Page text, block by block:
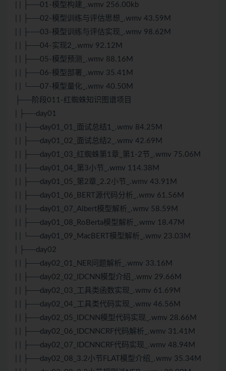
| | ├──01-模型构建_.wmv 256.00kb
| | ├──02-模型训练与评估思想_.wmv 43.59M
| | ├──03-模型训练与评估实现_.wmv 98.62M
| | ├──04-实现2_.wmv 92.12M
| | ├──05-模型预测_.wmv 88.16M
| | ├──06-模型部署_.wmv 35.41M
| | └──07-模型量化_.wmv 40.50M
├──阶段011-红蜘蛛知识图谱项目
| ├──day01
| | ├──day01_01_面试总结1_.wmv 84.25M
| | ├──day01_02_面试总结2_.wmv 42.69M
| | ├──day01_03_红蜘蛛第1章_第1-2节_.wmv 75.06M
| | ├──day01_04_第3小节_.wmv 114.38M
| | ├──day01_05_第2章_2.2小节_.wmv 43.91M
| | ├──day01_06_BERT源代码分析_.wmv 61.56M
| | ├──day01_07_Albert模型解析_.wmv 58.59M
| | ├──day01_08_RoBerta模型解析_.wmv 18.47M
| | └──day01_09_MacBERT模型解析_.wmv 23.03M
| ├──day02
| | ├──day02_01_NER问题解析_.wmv 33.16M
| | ├──day02_02_IDCNN模型介绍_.wmv 29.66M
| | ├──day02_03_工具类函数实现_.wmv 61.69M
| | ├──day02_04_工具类代码实现_.wmv 46.56M
| | ├──day02_05_IDCNN模型代码实现_.wmv 28.66M
| | ├──day02_06_IDCNNCRF代码解析_.wmv 31.41M
| | ├──day02_07_IDCNNCRF代码实现_.wmv 48.94M
| | ├──day02_08_3.2小节FLAT模型介绍_.wmv 35.34M